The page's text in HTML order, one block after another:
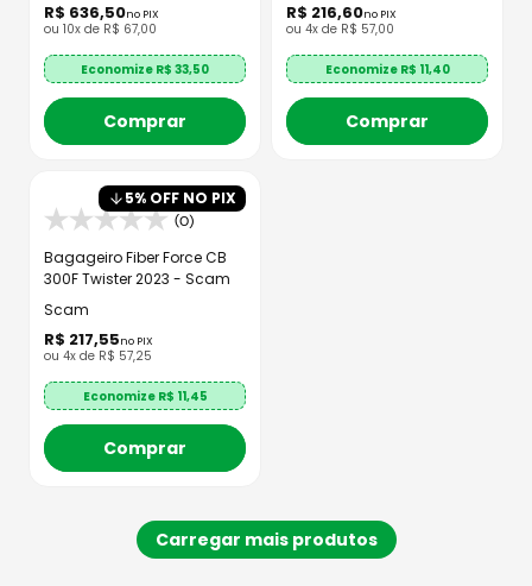
R$ 636,50no PIX
ou 10x de R$ 67,00
Economize R$ 33,50
Comprar
R$ 216,60no PIX
ou 4x de R$ 57,00
Economize R$ 11,40
Comprar
5% OFF NO PIX
(0)
Bagageiro Fiber Force CB
300F Twister 2023 - Scam
Scam
R$ 217,55no PIX
ou 4x de R$ 57,25
Economize R$ 11,45
Comprar